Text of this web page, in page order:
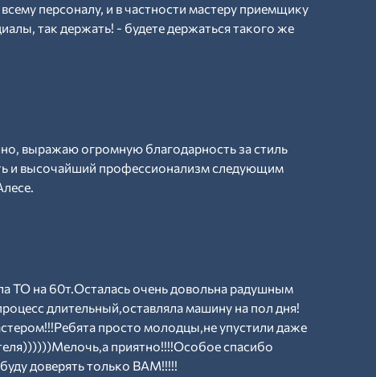
персоналу, и в частности мастеру приемщику
так держать! - будете держаться такого же
выражаю огромную благодарность за стиль
и высочайший профессионализм следующим
на 60т.Осталась очень довольна радушным
длительный,оставляла машину на пол дня!
просто молодцы,не упустили даже
приятно!!!!Особое спасибо
доверять только ВАМ!!!!!